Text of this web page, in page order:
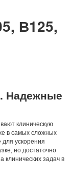
В125,
Надежные
клиническую
в самых сложных
ускорения
но достаточно
клинических задач в